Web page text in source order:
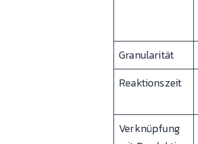
Granularität
Reaktionszeit
Verknüpfung